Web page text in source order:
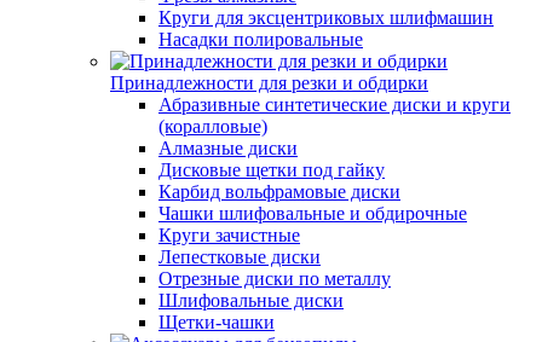
Круги для эксцентриковых шлифмашин
Насадки полировальные
Принадлежности для резки и обдирки
Абразивные синтетические диски и круги
(коралловые)
Алмазные диски
Дисковые щетки под гайку
Карбид вольфрамовые диски
Чашки шлифовальные и обдирочные
Круги зачистные
Лепестковые диски
Отрезные диски по металлу
Шлифовальные диски
Щетки-чашки